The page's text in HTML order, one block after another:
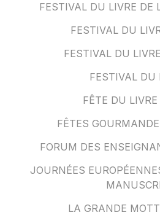
FESTIVAL DU LIVRE DE
FESTIVAL DU
FESTIVAL DU
FESTIVAL DU
FÊTE DU
FÊTES
FORUM DES
JOURNÉES
LA GRANDE